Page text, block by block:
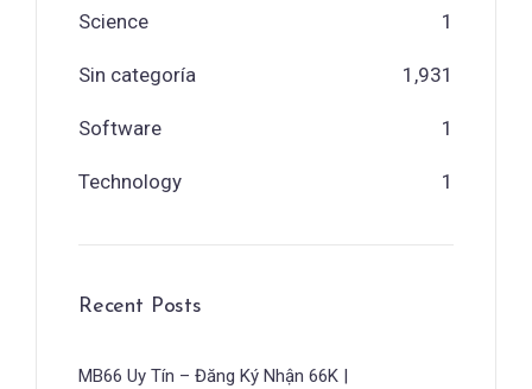
Science 1
Sin categoría 1,931
Software 1
Technology 1
Recent Posts
MB66 Uy Tín – Đăng Ký Nhận 66K |